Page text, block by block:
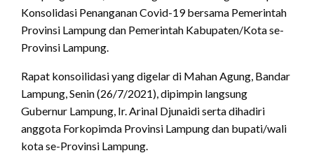
Konsolidasi Penanganan Covid-19 bersama Pemerintah
Provinsi Lampung dan Pemerintah Kabupaten/Kota se-
Provinsi Lampung.
Rapat konsoilidasi yang digelar di Mahan Agung, Bandar
Lampung, Senin (26/7/2021), dipimpin langsung
Gubernur Lampung, Ir. Arinal Djunaidi serta dihadiri
anggota Forkopimda Provinsi Lampung dan bupati/wali
kota se-Provinsi Lampung.